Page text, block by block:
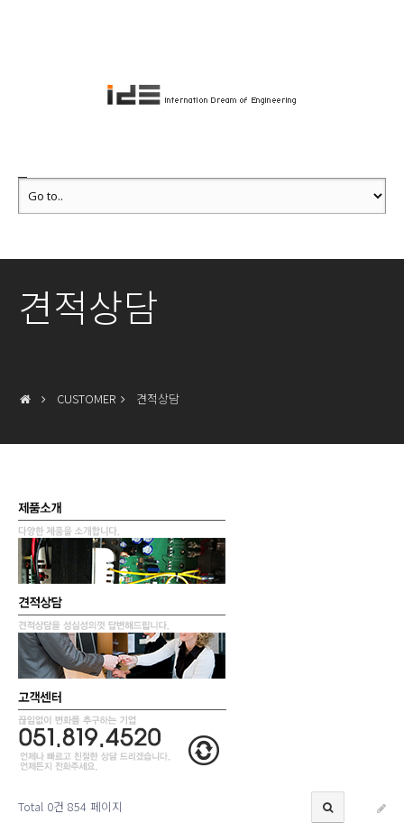
견적상담
CUSTOMER 견적상담
Total 0건 854 페이지